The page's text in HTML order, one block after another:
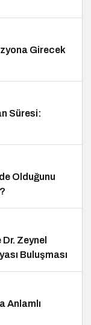
Girecek
Süresi:
Olduğunu
Zeynel
Buluşması
Anlamlı